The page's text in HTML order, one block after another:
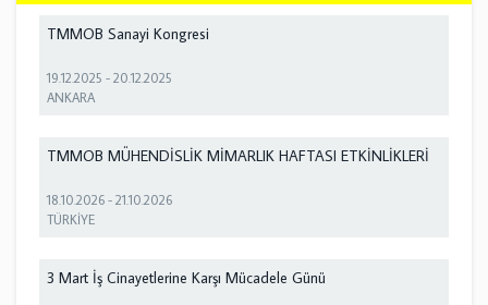
TMMOB Sanayi Kongresi
19.12.2025 -20.12.2025
ANKARA
TMMOB MÜHENDİSLİK MİMARLIK HAFTASI ETKİNLİKLERİ
18.10.2026 -21.10.2026
TÜRKİYE
3 Mart İş Cinayetlerine Karşı Mücadele Günü